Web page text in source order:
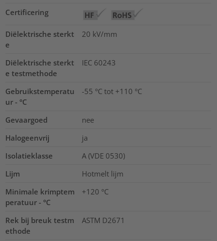
Certificering
Diëlektrische sterkt
e
20 kV/mm
Diëlektrische sterkt
e testmethode
IEC 60243
Gebruikstemperatu
ur - °C
-55 °C tot +110 °C
Gevaargoed
nee
Halogeenvrij
ja
Isolatieklasse
A (VDE 0530)
Lijm
Hotmelt lijm
Minimale krimptem
peratuur - °C
+120 °C
Rek bij breuk testm
ethode
ASTM D2671